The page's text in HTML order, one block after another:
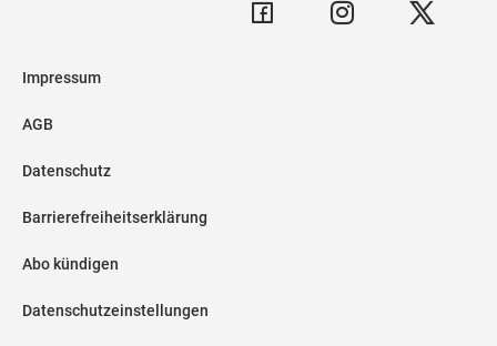
Impressum
AGB
Datenschutz
Barrierefreiheitserklärung
Abo kündigen
Datenschutzeinstellungen